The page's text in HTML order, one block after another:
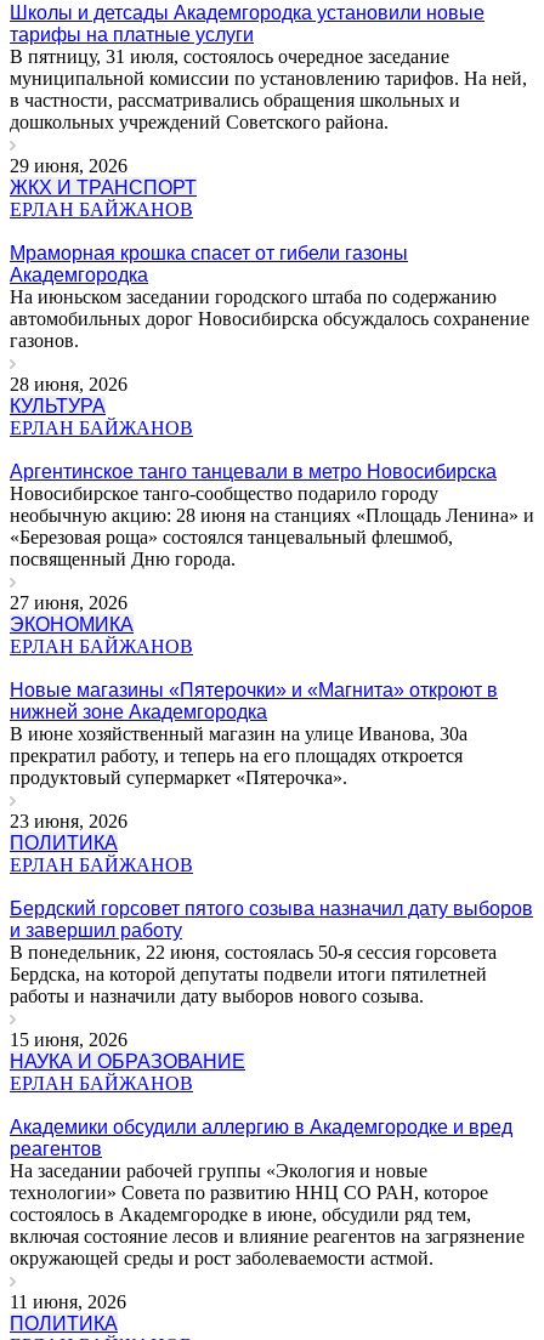
Школы и детсады Академгородка установили новые
тарифы на платные услуги
В пятницу, 31 июля, состоялось очередное заседание
муниципальной комиссии по установлению тарифов. На ней,
в частности, рассматривались обращения школьных и
дошкольных учреждений Советского района.
29 июня, 2026
ЖКХ И ТРАНСПОРТ
ЕРЛАН БАЙЖАНОВ
Мраморная крошка спасет от гибели газоны
Академгородка
На июньском заседании городского штаба по содержанию
автомобильных дорог Новосибирска обсуждалось сохранение
газонов.
28 июня, 2026
КУЛЬТУРА
ЕРЛАН БАЙЖАНОВ
Аргентинское танго танцевали в метро Новосибирска
Новосибирское танго-сообщество подарило городу
необычную акцию: 28 июня на станциях «Площадь Ленина» и
«Березовая роща» состоялся танцевальный флешмоб,
посвященный Дню города.
27 июня, 2026
ЭКОНОМИКА
ЕРЛАН БАЙЖАНОВ
Новые магазины «Пятерочки» и «Магнита» откроют в
нижней зоне Академгородка
В июне хозяйственный магазин на улице Иванова, 30а
прекратил работу, и теперь на его площадях откроется
продуктовый супермаркет «Пятерочка».
23 июня, 2026
ПОЛИТИКА
ЕРЛАН БАЙЖАНОВ
Бердский горсовет пятого созыва назначил дату выборов
и завершил работу
В понедельник, 22 июня, состоялась 50-я сессия горсовета
Бердска, на которой депутаты подвели итоги пятилетней
работы и назначили дату выборов нового созыва.
15 июня, 2026
НАУКА И ОБРАЗОВАНИЕ
ЕРЛАН БАЙЖАНОВ
Академики обсудили аллергию в Академгородке и вред
реагентов
На заседании рабочей группы «Экология и новые
технологии» Совета по развитию ННЦ СО РАН, которое
состоялось в Академгородке в июне, обсудили ряд тем,
включая состояние лесов и влияние реагентов на загрязнение
окружающей среды и рост заболеваемости астмой.
11 июня, 2026
ПОЛИТИКА